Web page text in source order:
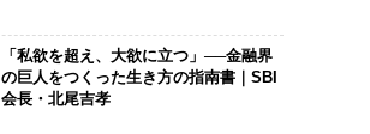
「私欲を超え、大欲に立つ」──金融界
の巨人をつくった生き方の指南書｜SBI
会長・北尾吉孝